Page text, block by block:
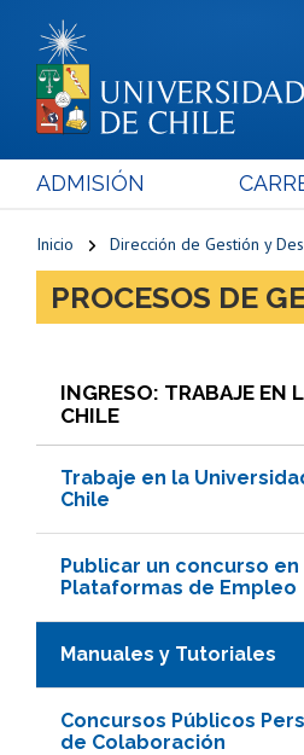
ADMISIÓN
Inicio Dirección de Gestión y
PROCESOS DE
INGRESO: TRABAJE EN
CHILE
Trabaje en la
Chile
Publicar un concurso en
Plataformas de Empleo
Manuales y Tutoriales
Concursos Públicos
de Colaboración